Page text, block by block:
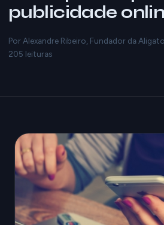
publicidade
Por Alexandre Ribeiro, Fundador da
205 leituras